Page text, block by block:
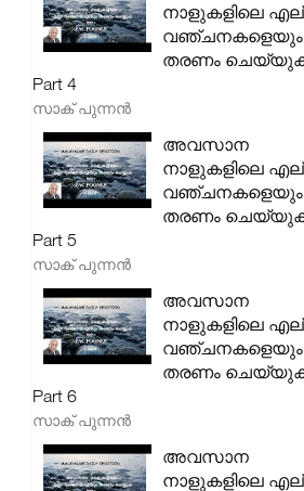
നാളുകളിലെ
വഞ്ചനകളെയും
തരണം
Part 4
സാക് പുന്നൻ
അവസാന
നാളുകളിലെ
വഞ്ചനകളെയും
തരണം
Part 5
സാക് പുന്നൻ
അവസാന
നാളുകളിലെ
വഞ്ചനകളെയും
തരണം
Part 6
സാക് പുന്നൻ
അവസാന
നാളുകളിലെ